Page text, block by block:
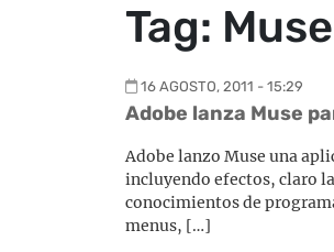
Tag:
16 AGOSTO, 2011 - 15:29
Adobe lanza Muse
Adobe lanzo Muse una
incluyendo efectos, claro
conocimientos de
menus, […]